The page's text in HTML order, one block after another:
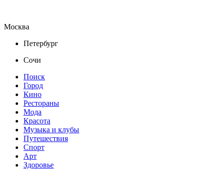
Москва
Петербург
Сочи
Поиск
Город
Кино
Рестораны
Мода
Красота
Музыка и клубы
Путешествия
Спорт
Арт
Здоровье